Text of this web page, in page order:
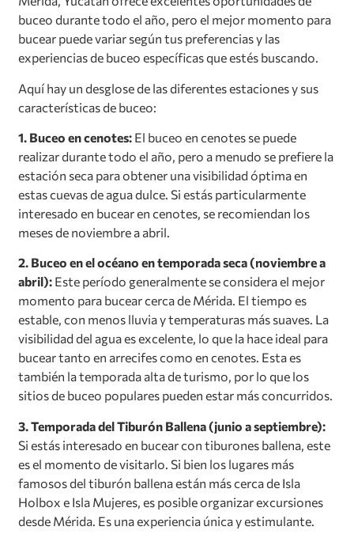
buceo durante todo el año, pero el mejor momento para
bucear puede variar según tus preferencias y las
experiencias de buceo específicas que estés buscando.
Aquí hay un desglose de las diferentes estaciones y sus
características de buceo:
1. Buceo en cenotes: El buceo en cenotes se puede
realizar durante todo el año, pero a menudo se prefiere la
estación seca para obtener una visibilidad óptima en
estas cuevas de agua dulce. Si estás particularmente
interesado en bucear en cenotes, se recomiendan los
meses de noviembre a abril.
2. Buceo en el océano en temporada seca (noviembre a
abril): Este período generalmente se considera el mejor
momento para bucear cerca de Mérida. El tiempo es
estable, con menos lluvia y temperaturas más suaves. La
visibilidad del agua es excelente, lo que la hace ideal para
bucear tanto en arrecifes como en cenotes. Esta es
también la temporada alta de turismo, por lo que los
sitios de buceo populares pueden estar más concurridos.
3. Temporada del Tiburón Ballena (junio a septiembre):
Si estás interesado en bucear con tiburones ballena, este
es el momento de visitarlo. Si bien los lugares más
famosos del tiburón ballena están más cerca de Isla
Holbox e Isla Mujeres, es posible organizar excursiones
desde Mérida. Es una experiencia única y estimulante.